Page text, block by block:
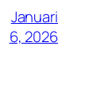
Januari
6, 2026